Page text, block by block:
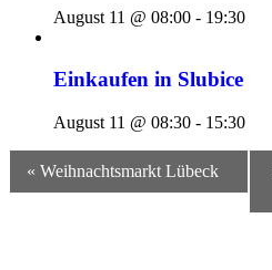
August 11 @ 08:00 - 19:30
Einkaufen in Slubice
August 11 @ 08:30 - 15:30
Veranstaltungsnavigation
« Weihnachtsmarkt Lübeck